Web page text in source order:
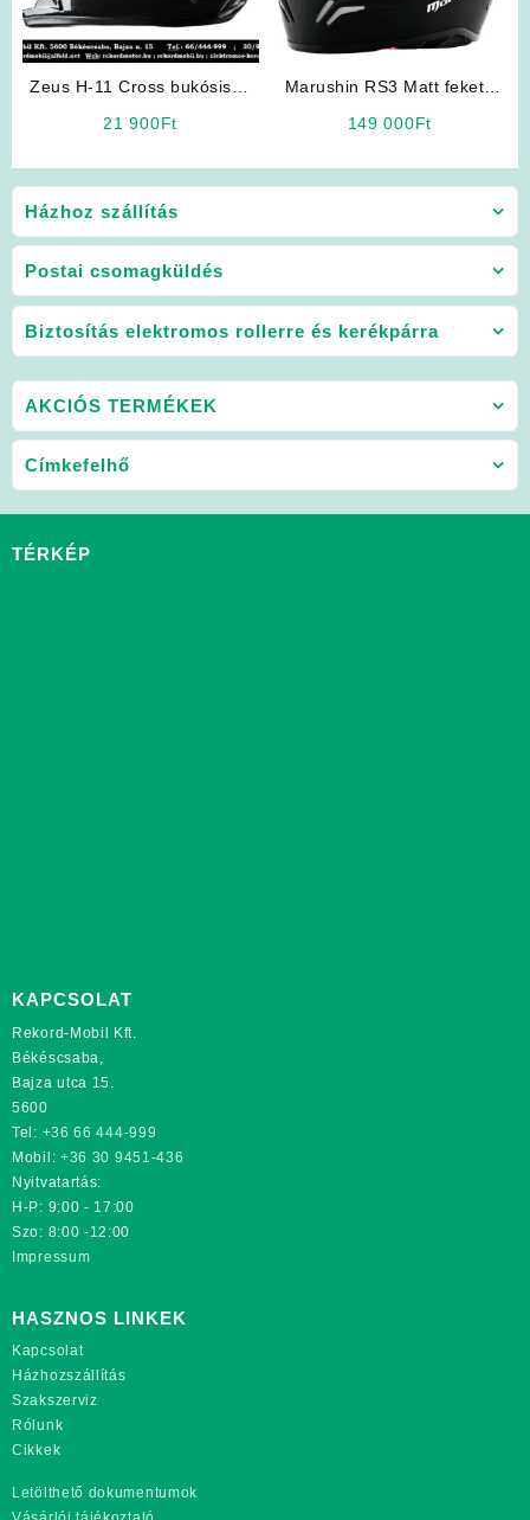
Házhoz szállítás
Postai csomagküldés
Biztosítás elektromos rollerre és kerékpárra
Zeus H-11 Cross bukósisak
21 900Ft
Marushin RS3 Matt fekete
149 000Ft
AKCIÓS TERMÉKEK
Címkefelhő
TÉRKÉP
KAPCSOLAT
Rekord-Mobil Kft.
Békéscsaba,
Bajza utca 15.
5600
Tel: +36 66 444-999
Mobil: +36 30 9451-436
Nyitvatartás:
H-P: 9:00 - 17:00
Szo: 8:00 -12:00
Impressum
HASZNOS LINKEK
Kapcsolat
Házhozszállítás
Szakszerviz
Rólunk
Cikkek
Letölthető dokumentumok